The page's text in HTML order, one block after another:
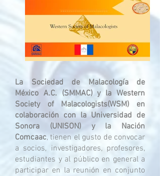
La Sociedad de Malacología de
México A.C. (SMMAC) y la Western
Society of Malacologists(WSM) en
colaboración con la Universidad de
Sonora (UNISON) y la Nación
Comcaac, tienen el gusto de convocar
a socios, investigadores, profesores,
estudiantes y al público en general a
participar en la reunión en conjunto